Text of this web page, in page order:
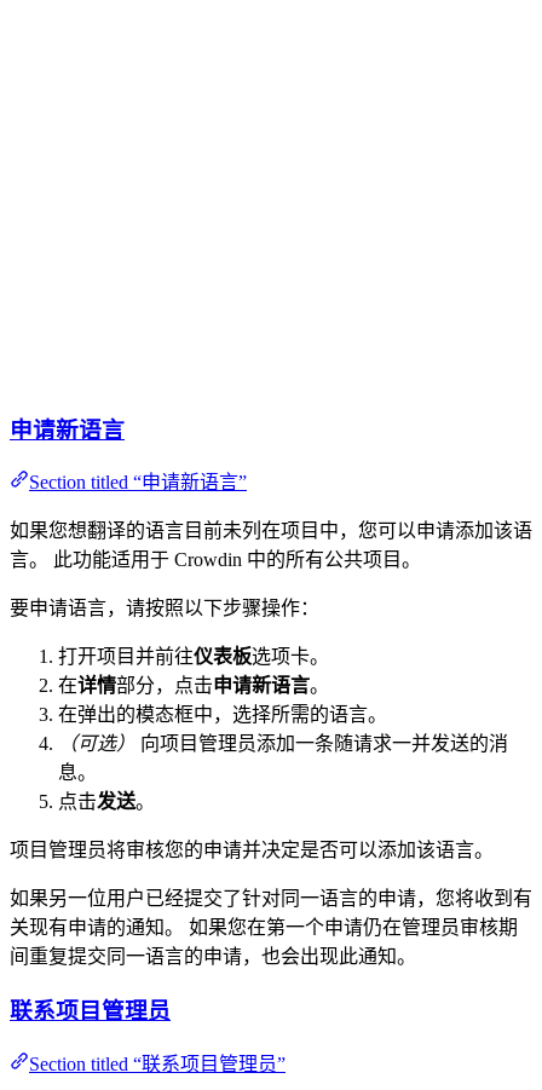
申请新语言
Section titled “申请新语言”
如果您想翻译的语言目前未列在项目中，您可以申请添加该语
言。 此功能适用于 Crowdin 中的所有公共项目。
要申请语言，请按照以下步骤操作：
打开项目并前往仪表板选项卡。
在详情部分，点击申请新语言。
在弹出的模态框中，选择所需的语言。
（可选）
向项目管理员添加一条随请求一并发送的消
息。
点击发送。
项目管理员将审核您的申请并决定是否可以添加该语言。
如果另一位用户已经提交了针对同一语言的申请，您将收到有
关现有申请的通知。 如果您在第一个申请仍在管理员审核期
间重复提交同一语言的申请，也会出现此通知。
联系项目管理员
Section titled “联系项目管理员”